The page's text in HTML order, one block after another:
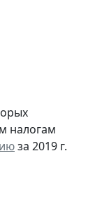
налогам
за 2019 г.